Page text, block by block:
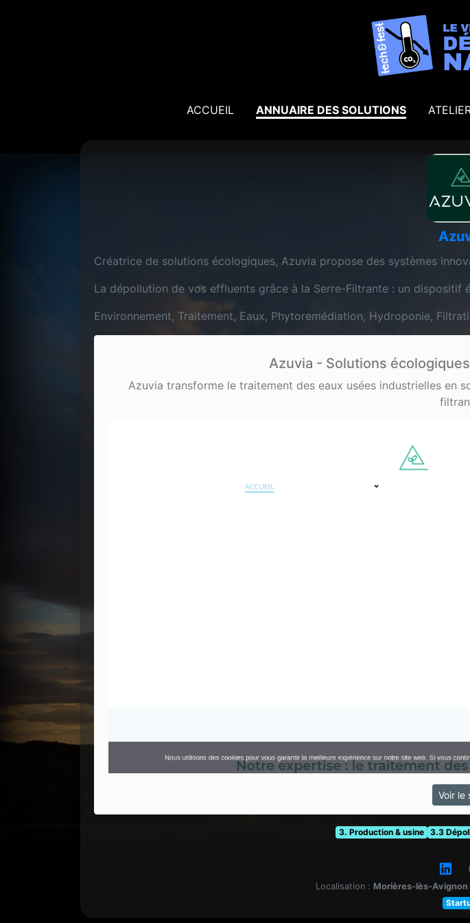
ACCUEIL ANNUAIRE DES SOLUTIONS
Créatrice de solutions écologiques, Azuvia propose des systèmes
La dépollution de vos effluents grâce à la Serre-Filtrante : un dispositif
Environnement, Traitement, Eaux, Phytoremédiation, Hydroponie,
Azuvia - Solutions
Azuvia transforme le traitement des eaux usées industrielles en
Voir le
3. Production & usine 3.3
Localisation : Morières-lès-Avignon